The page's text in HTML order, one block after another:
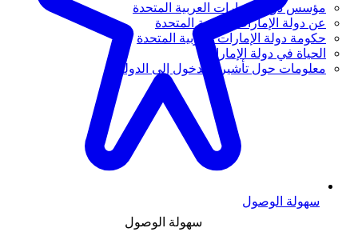
مؤسس دولة الإمارات العربية المتحدة
عن دولة الإمارات العربية المتحدة
حكومة دولة الإمارات العربية المتحدة
الحياة في دولة الإمارات
معلومات حول تأشيرة الدخول إلى الدولة
سهولة الوصول
سهولة الوصول